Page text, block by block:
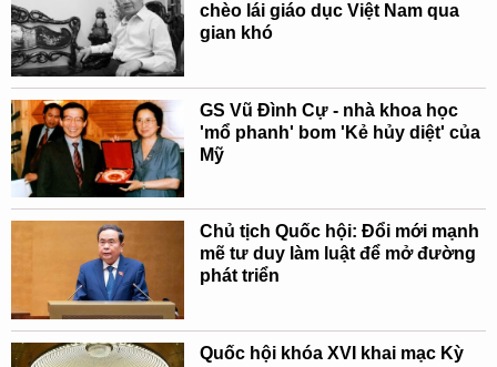
chèo lái giáo dục Việt Nam qua
gian khó
GS Vũ Đình Cự - nhà khoa học
'mổ phanh' bom 'Kẻ hủy diệt' của
Mỹ
Chủ tịch Quốc hội: Đổi mới mạnh
mẽ tư duy làm luật để mở đường
phát triển
Quốc hội khóa XVI khai mạc Kỳ